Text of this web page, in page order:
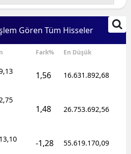
Gören Tüm Hisseler
Fark% En Düşük
1,56 16.631.892,68
1,48 26.753.692,56
13,10 -1,28 55.619.170,09